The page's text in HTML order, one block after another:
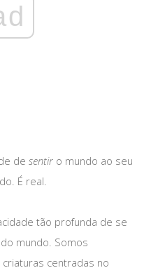
de sentir o mundo ao seu
É real.
tão profunda de se
mundo. Somos
centradas no